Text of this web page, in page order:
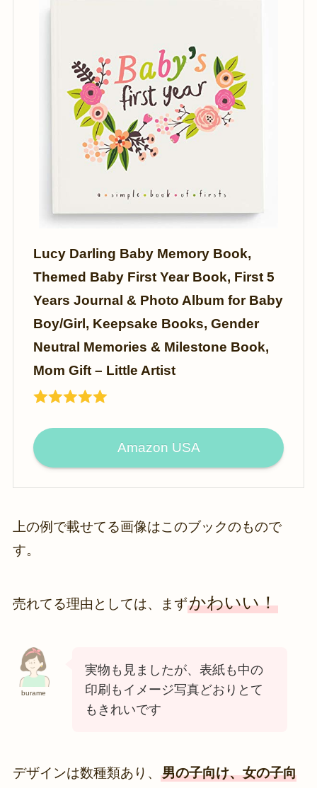
Lucy Darling Baby Memory Book,
Themed Baby First Year Book, First 5
Years Journal & Photo Album for Baby
Boy/Girl, Keepsake Books, Gender
Neutral Memories & Milestone Book,
Mom Gift – Little Artist
Amazon USA
上の例で載せてる画像はこのブックのもので
す。
売れてる理由としては、まずかわいい！
burame
実物も見ましたが、表紙も中の
印刷もイメージ写真どおりとて
もきれいです
デザインは数種類あり、 男の子向け、女の子向